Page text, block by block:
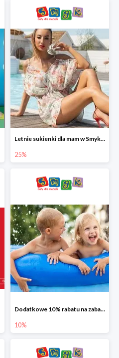
Letnie sukienki dla mam w Smyku do -25%
25%
Dodatkowe 10% rabatu na zabawki ogrodowe i baseny
10%